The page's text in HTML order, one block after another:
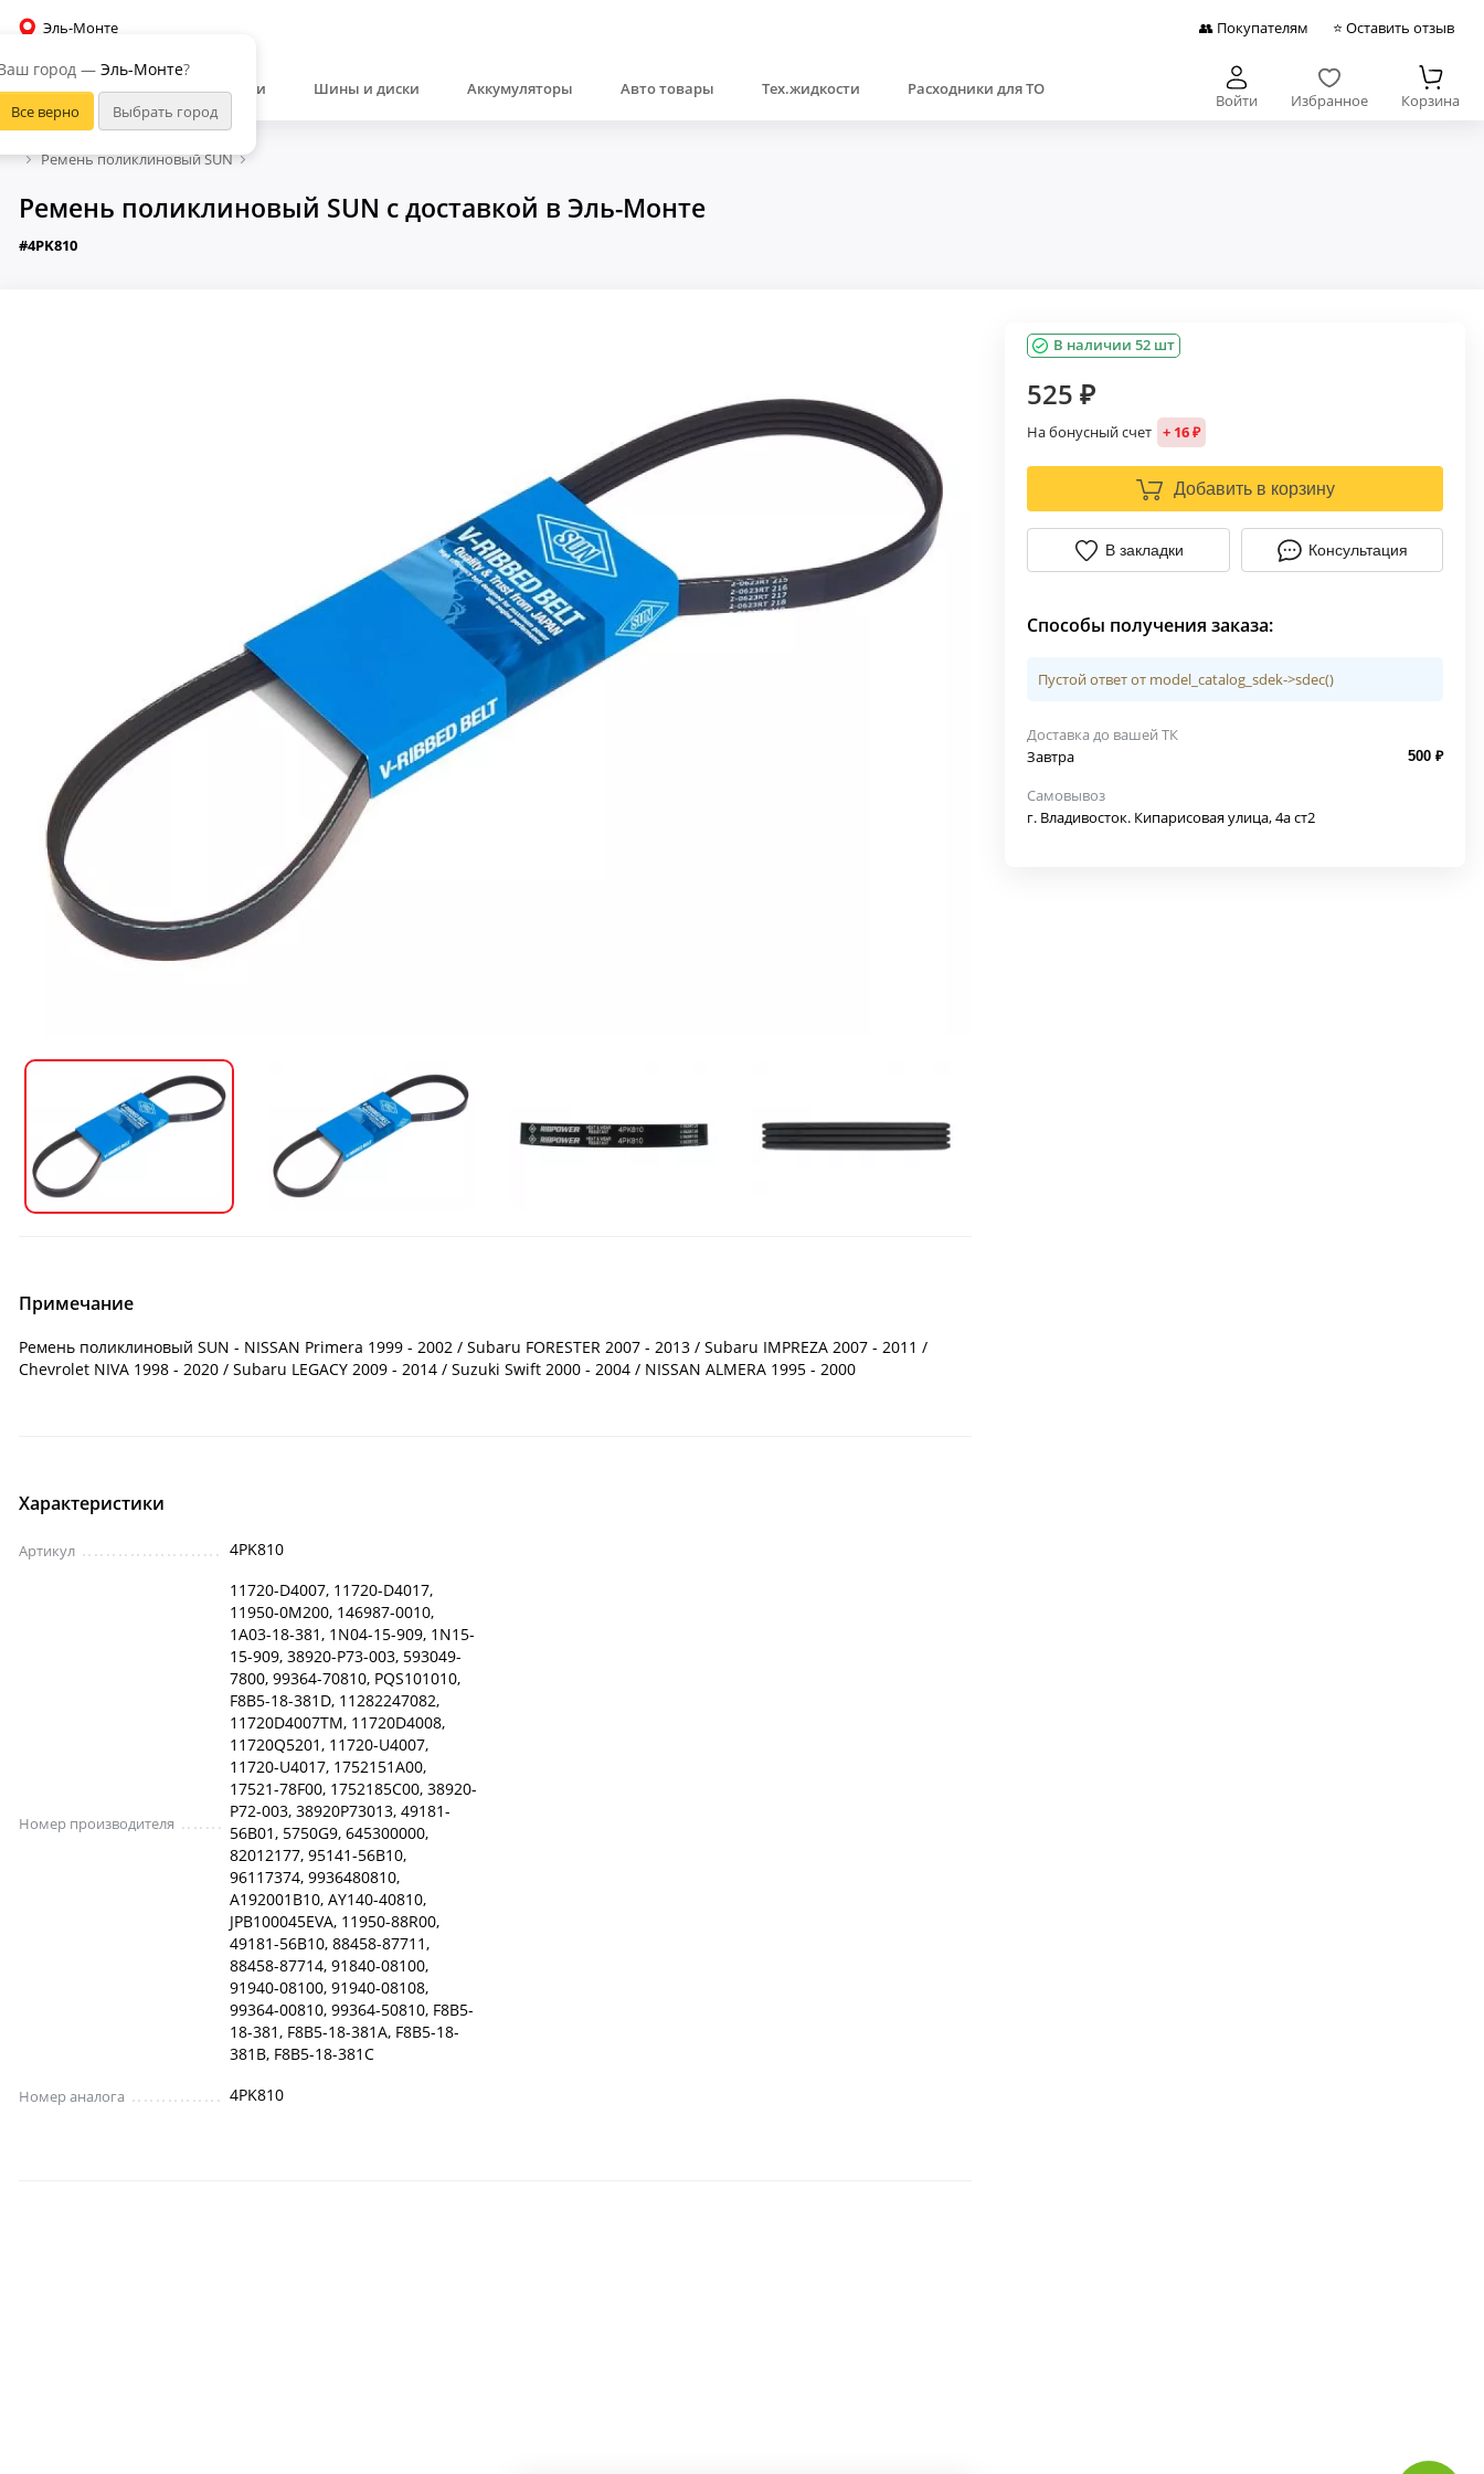
Эль-Монте
город — Эль-Монте?
👥 Покупателям ⭐ Оставить отзыв
Автозапчасти Шины и диски Аккумуляторы Авто товары Тех.жидкости Расходники для ТО
Войти Избранное Корзина
Ремень поликлиновый SUN
Ремень поликлиновый SUN с доставкой в Эль-Монте
#4PK810
Примечание
Ремень поликлиновый SUN - NISSAN Primera 1999 - 2002 / Subaru FORESTER 2007 - 2013 / Subaru IMPREZA 2007 - 2011 /
Chevrolet NIVA 1998 - 2020 / Subaru LEGACY 2009 - 2014 / Suzuki Swift 2000 - 2004 / NISSAN ALMERA 1995 - 2000
Характеристики
Артикул 4PK810
Номер производителя
11720-D4007, 11720-D4017,
11950-0M200, 146987-0010,
1A03-18-381, 1N04-15-909, 1N15-
15-909, 38920-P73-003, 593049-
7800, 99364-70810, PQS101010,
F8B5-18-381D, 11282247082,
11720D4007TM, 11720D4008,
11720Q5201, 11720-U4007,
11720-U4017, 1752151A00,
17521-78F00, 1752185C00, 38920-
P72-003, 38920P73013, 49181-
56B01, 5750G9, 645300000,
82012177, 95141-56B10,
96117374, 9936480810,
A192001B10, AY140-40810,
JPB100045EVA, 11950-88R00,
49181-56B10, 88458-87711,
88458-87714, 91840-08100,
91940-08100, 91940-08108,
99364-00810, 99364-50810, F8B5-
18-381, F8B5-18-381A, F8B5-18-
381B, F8B5-18-381C
Номер аналога 4PK810
В наличии 52 шт
525 ₽
На бонусный счет + 16 ₽
Добавить в корзину
В закладки Консультация
Способы получения заказа:
Пустой ответ от model_catalog_sdek->sdec()
Доставка до вашей ТК
Завтра
500 ₽
Самовывоз
г. Владивосток. Кипарисовая улица, 4а ст2